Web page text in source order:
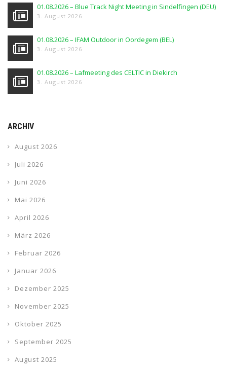
01.08.2026 – Blue Track Night Meeting in Sindelfingen (DEU)
3. August 2026
01.08.2026 – IFAM Outdoor in Oordegem (BEL)
3. August 2026
01.08.2026 – Lafmeeting des CELTIC in Diekirch
3. August 2026
ARCHIV
August 2026
Juli 2026
Juni 2026
Mai 2026
April 2026
März 2026
Februar 2026
Januar 2026
Dezember 2025
November 2025
Oktober 2025
September 2025
August 2025